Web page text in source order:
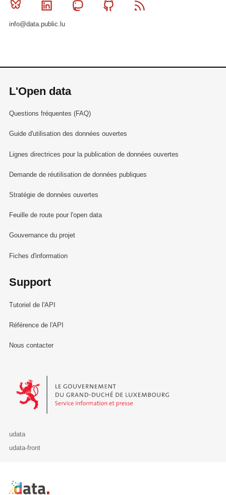
Bluesky Linkedin MastodonGithub
info@data.public.lu
L'Open data
Questions fréquentes (FAQ)
Guide d'utilisation des données ouvertes
Lignes directrices pour la publication de données ouvertes
Demande de réutilisation de données publiques
Stratégie de données ouvertes
Feuille de route pour l'open data
Gouvernance du projet
Fiches d'information
Support
Tutoriel de l'API
Référence de l'API
Nous contacter
Le Gouvernement du Grand-Duché de Luxembourg - Service
udata
udata-front
Retour à l'accueil de data.public.lu